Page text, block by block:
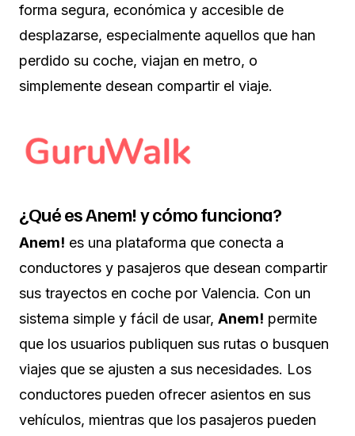
forma segura, económica y accesible de
desplazarse, especialmente aquellos que han
perdido su coche, viajan en metro, o
simplemente desean compartir el viaje.
¿Qué es Anem! y cómo funciona?
Anem! es una plataforma que conecta a
conductores y pasajeros que desean compartir
sus trayectos en coche por Valencia. Con un
sistema simple y fácil de usar, Anem! permite
que los usuarios publiquen sus rutas o busquen
viajes que se ajusten a sus necesidades. Los
conductores pueden ofrecer asientos en sus
vehículos, mientras que los pasajeros pueden